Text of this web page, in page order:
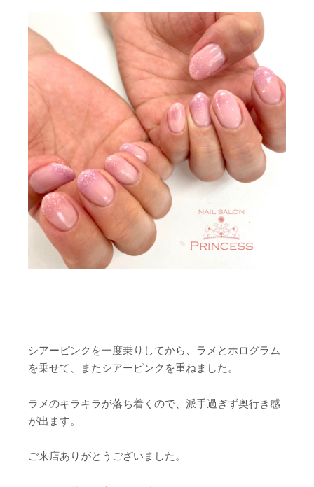
シアーピンクを一度乗りしてから、ラメとホログラム
を乗せて、またシアーピンクを重ねました。
ラメのキラキラが落ち着くので、派手過ぎず奥行き感
が出ます。
ご来店ありがとうございました。